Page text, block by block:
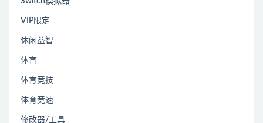
VIP限定
休闲益智
体育
体育竞技
体育竞速
修改器/工具